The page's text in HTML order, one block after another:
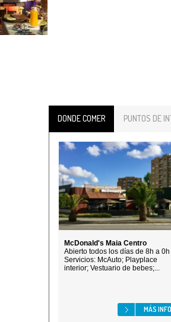
DONDE COMER PUNTOS DE
McDonald's Maia Centro
Abierto todos los días de 8h a 0h
Servicios: McAuto; Playplace
interior; Vestuario de bebes;...
MÁS INFO